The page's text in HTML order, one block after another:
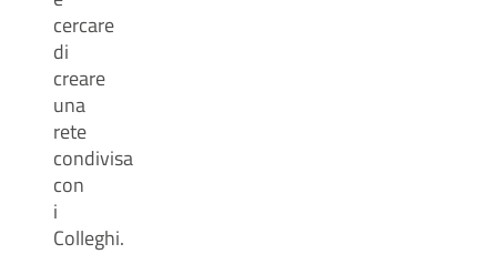
cercare
di
creare
una
rete
condivisa
con
i
Colleghi.